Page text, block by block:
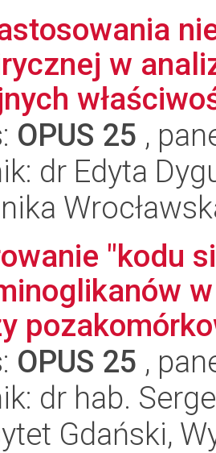
w
OPUS 25 ,
dr Edyta
"kodu
OPUS 25 ,
dr hab.
Gdański,